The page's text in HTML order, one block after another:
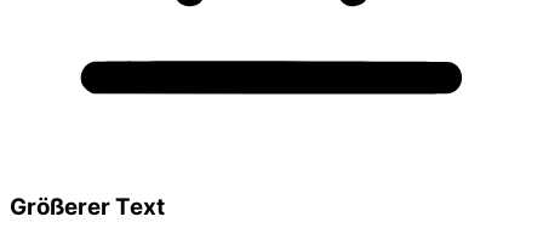
Größerer Text